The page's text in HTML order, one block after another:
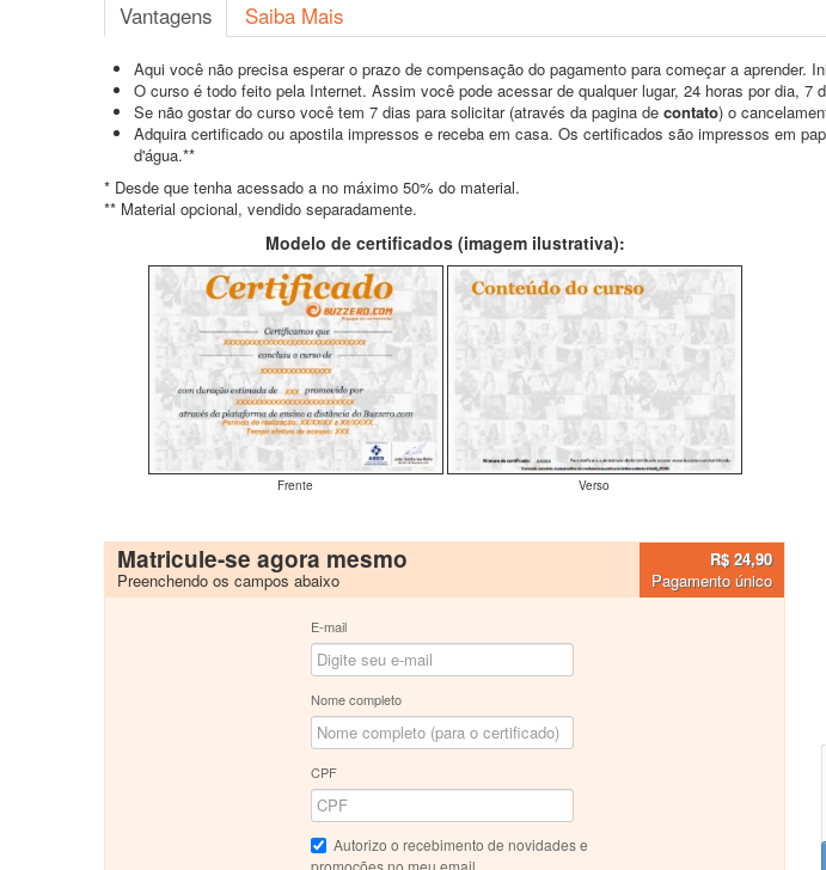
Vantagens Saiba Mais
Aqui você não precisa esperar o prazo de compensação do pagamento para começar a aprender.
O curso é todo feito pela Internet. Assim você pode acessar de qualquer lugar, 24 horas por dia, 7
Se não gostar do curso você tem 7 dias para solicitar (através da pagina de contato) o
Adquira certificado ou apostila impressos e receba em casa. Os certificados são impressos em
d'água.**
* Desde que tenha acessado a no máximo 50% do material.
** Material opcional, vendido separadamente.
Modelo de certificados (imagem ilustrativa):
Frente Verso
Matricule-se agora mesmo
Preenchendo os campos abaixo
R$ 24,90
Pagamento único
E-mail
Nome completo
CPF
Autorizo o recebimento de novidades e
promoções no meu email.